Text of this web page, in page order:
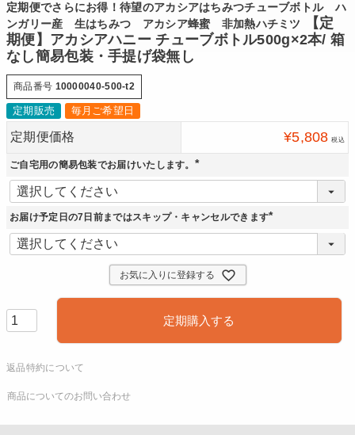
定期便でさらにお得！待望のアカシアはちみつチューブボトル ハ
ンガリー産 生はちみつ アカシア蜂蜜 非加熱ハチミツ
【定
期便】アカシアハニー チューブボトル500g×2本/ 箱
なし簡易包装・手提げ袋無し
商品番号 10000040-500-t2
定期販売 毎月ご希望日
定期便価格 ¥5,808 税込
ご自宅用の簡易包装でお届けいたします。
必
)
お届け予定日の7日前まではスキップ・キャンセルできます
必
)
お気に入りに登録する
定期購入する
返品特約について
商品についてのお問い合わせ